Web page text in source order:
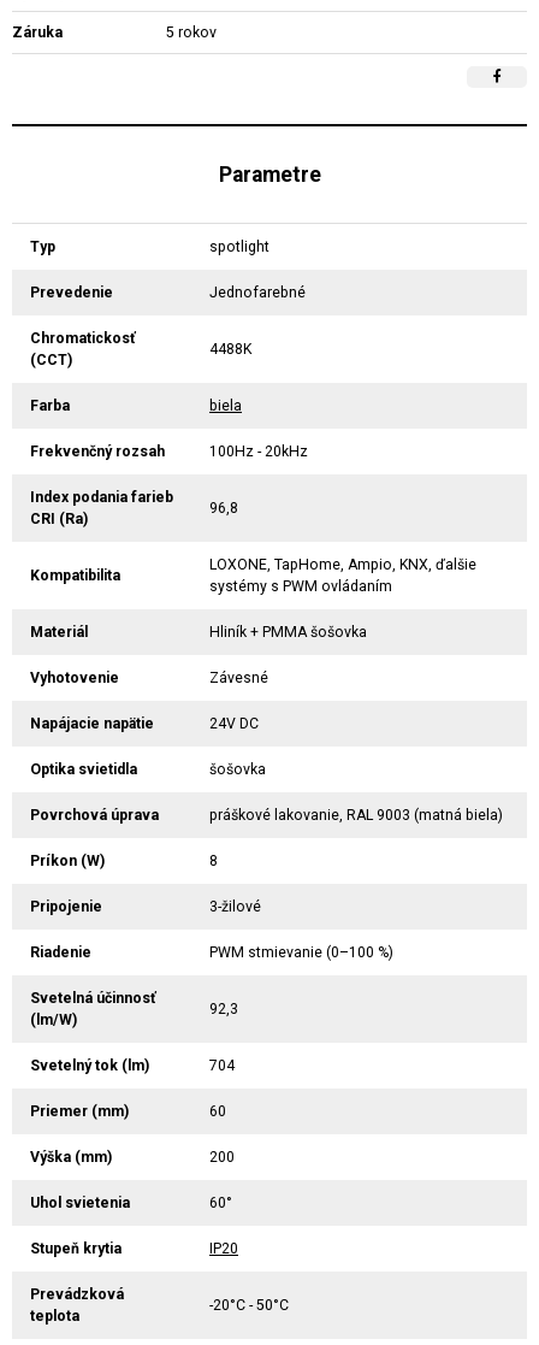
Záruka 5 rokov
Parametre
Typ spotlight
Prevedenie Jednofarebné
Chromatickosť
(CCT)
4488K
Farba biela
Frekvenčný rozsah 100Hz - 20kHz
Index podania farieb
CRI (Ra)
96,8
Kompatibilita
LOXONE, TapHome, Ampio, KNX, ďalšie
systémy s PWM ovládaním
Materiál Hliník + PMMA šošovka
Vyhotovenie Závesné
Napájacie napätie 24V DC
Optika svietidla šošovka
Povrchová úprava práškové lakovanie, RAL 9003 (matná biela)
Príkon (W) 8
Pripojenie 3-žilové
Riadenie PWM stmievanie (0–100 %)
Svetelná účinnosť
(lm/W)
92,3
Svetelný tok (lm) 704
Priemer (mm) 60
Výška (mm) 200
Uhol svietenia 60°
Stupeň krytia IP20
Prevádzková
teplota
-20°C - 50°C